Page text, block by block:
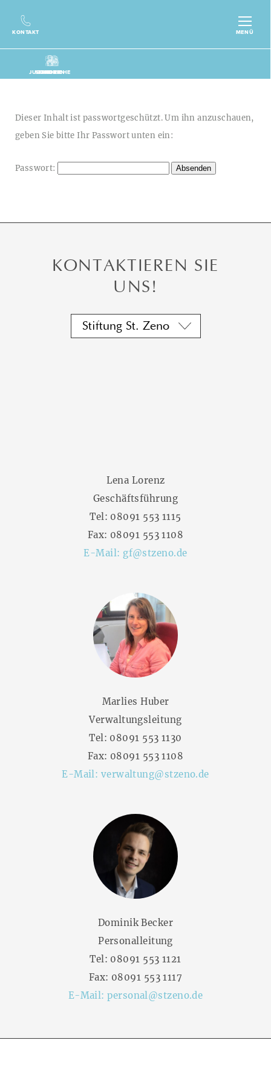
MENÜ
KONTAKT
KINDER
JUGENDLICHE
SENIOREN
GDB
Dieser Inhalt ist passwortgeschützt. Um ihn anzuschauen,
geben Sie bitte Ihr Passwort unten ein:
Passwort:
KONTAKTIEREN SIE
UNS!
Lena Lorenz
Geschäftsführung
Tel: 08091 553 1115
Fax: 08091 553 1108
E-Mail: gf@stzeno.de
Marlies Huber
Verwaltungsleitung
Tel: 08091 553 1130
Fax: 08091 553 1108
E-Mail: verwaltung@stzeno.de
Dominik Becker
Personalleitung
Tel: 08091 553 1121
Fax: 08091 553 1117
E-Mail:personal@stzeno.de